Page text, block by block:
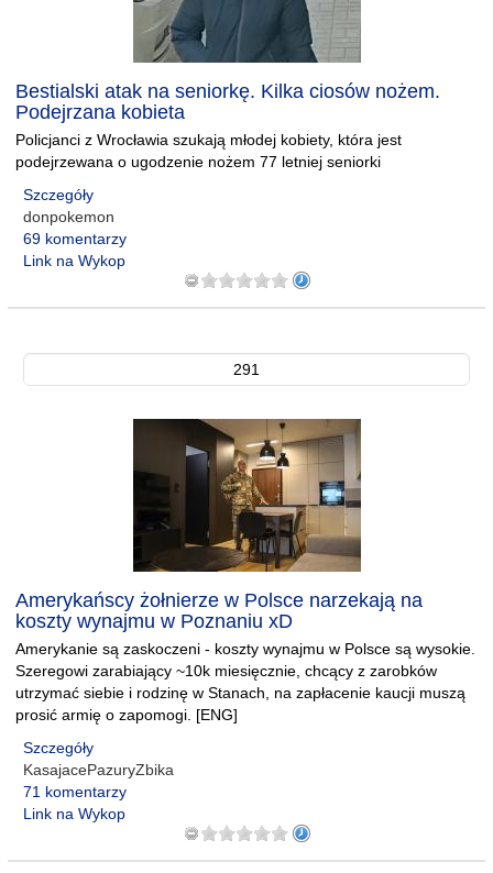
Bestialski atak na seniorkę. Kilka ciosów nożem.
Podejrzana kobieta
Policjanci z Wrocławia szukają młodej kobiety, która jest
podejrzewana o ugodzenie nożem 77 letniej seniorki
Szczegóły
donpokemon
69 komentarzy
Link na Wykop
291
Amerykańscy żołnierze w Polsce narzekają na
koszty wynajmu w Poznaniu xD
Amerykanie są zaskoczeni - koszty wynajmu w Polsce są wysokie.
Szeregowi zarabiający ~10k miesięcznie, chcący z zarobków
utrzymać siebie i rodzinę w Stanach, na zapłacenie kaucji muszą
prosić armię o zapomogi. [ENG]
Szczegóły
KasajacePazuryZbika
71 komentarzy
Link na Wykop